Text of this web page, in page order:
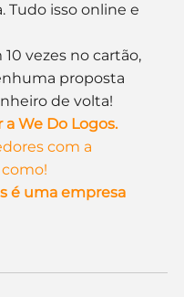
Tudo isso online e
vezes no cartão,
proposta
de volta!
a We Do Logos.
com a
é uma empresa